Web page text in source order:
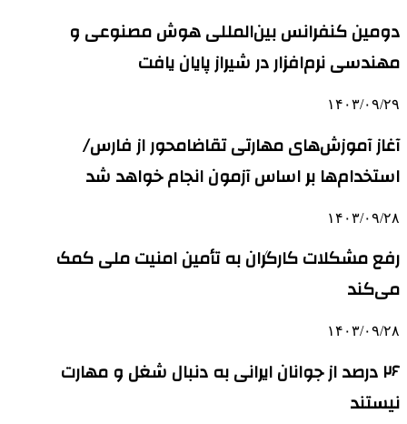
دومین کنفرانس بین‌المللی هوش مصنوعی و
مهندسی نرم‌افزار در شیراز پایان یافت
۱۴۰۳/۰۹/۲۹
آغاز آموزش‌های مهارتی تقاضامحور از فارس/
استخدام‌ها بر اساس آزمون انجام خواهد شد
۱۴۰۳/۰۹/۲۸
رفع مشکلات کارگران به تأمین امنیت ملی کمک
می‌کند
۱۴۰۳/۰۹/۲۸
۲۶ درصد از جوانان ایرانی به دنبال شغل و مهارت
نیستند